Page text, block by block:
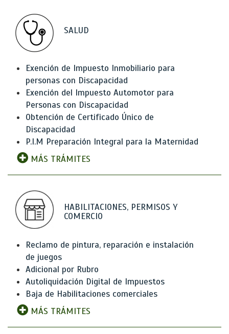
SALUD
Exención de Impuesto Inmobiliario para
personas con Discapacidad
Exención del Impuesto Automotor para
Personas con Discapacidad
Obtención de Certificado Único de
Discapacidad
P.I.M Preparación Integral para la Maternidad
MÁS TRÁMITES
HABILITACIONES, PERMISOS Y
COMERCIO
Reclamo de pintura, reparación e instalación
de juegos
Adicional por Rubro
Autoliquidación Digital de Impuestos
Baja de Habilitaciones comerciales
MÁS TRÁMITES